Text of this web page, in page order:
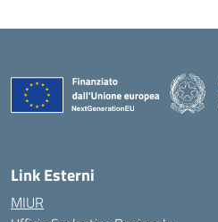
Link Esterni
MIUR